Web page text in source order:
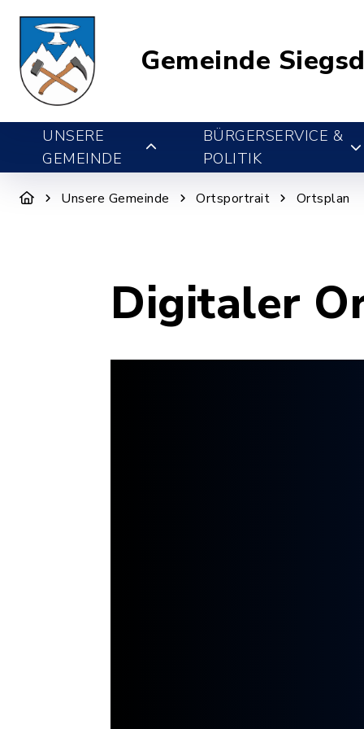
Gemeinde
UNSERE
GEMEINDE
BÜRGERSERVICE &
POLITIK
Unsere Gemeinde Ortsportrait Ortsplan
Digitaler